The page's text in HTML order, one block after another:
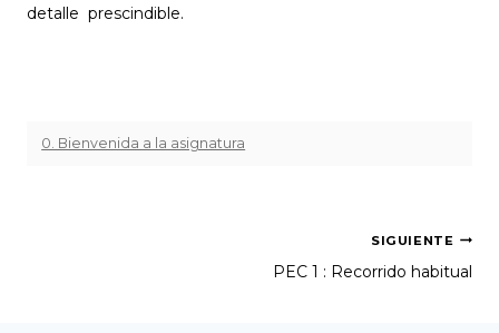
detalle prescindible.
0. Bienvenida a la asignatura
SIGUIENTE
PEC 1 : Recorrido habitual